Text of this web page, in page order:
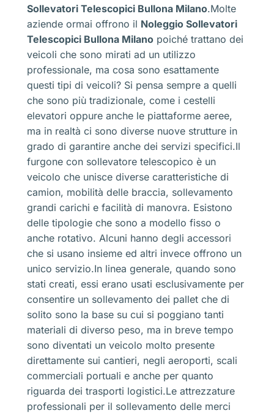
Sollevatori Telescopici Bullona Milano.Molte
aziende ormai offrono il Noleggio Sollevatori
Telescopici Bullona Milano poiché trattano dei
veicoli che sono mirati ad un utilizzo
professionale, ma cosa sono esattamente
questi tipi di veicoli? Si pensa sempre a quelli
che sono più tradizionale, come i cestelli
elevatori oppure anche le piattaforme aeree,
ma in realtà ci sono diverse nuove strutture in
grado di garantire anche dei servizi specifici.Il
furgone con sollevatore telescopico è un
veicolo che unisce diverse caratteristiche di
camion, mobilità delle braccia, sollevamento
grandi carichi e facilità di manovra. Esistono
delle tipologie che sono a modello fisso o
anche rotativo. Alcuni hanno degli accessori
che si usano insieme ed altri invece offrono un
unico servizio.In linea generale, quando sono
stati creati, essi erano usati esclusivamente per
consentire un sollevamento dei pallet che di
solito sono la base su cui si poggiano tanti
materiali di diverso peso, ma in breve tempo
sono diventati un veicolo molto presente
direttamente sui cantieri, negli aeroporti, scali
commerciali portuali e anche per quanto
riguarda dei trasporti logistici.Le attrezzature
professionali per il sollevamento delle merci